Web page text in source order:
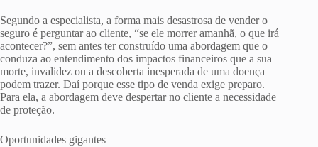
Segundo a especialista, a forma mais desastrosa de vender o
seguro é perguntar ao cliente, “se ele morrer amanhã, o que irá
acontecer?”, sem antes ter construído uma abordagem que o
conduza ao entendimento dos impactos financeiros que a sua
morte, invalidez ou a descoberta inesperada de uma doença
podem trazer. Daí porque esse tipo de venda exige preparo.
Para ela, a abordagem deve despertar no cliente a necessidade
de proteção.
Oportunidades gigantes